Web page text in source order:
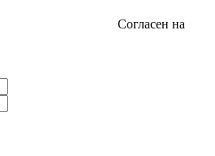
Согласен на